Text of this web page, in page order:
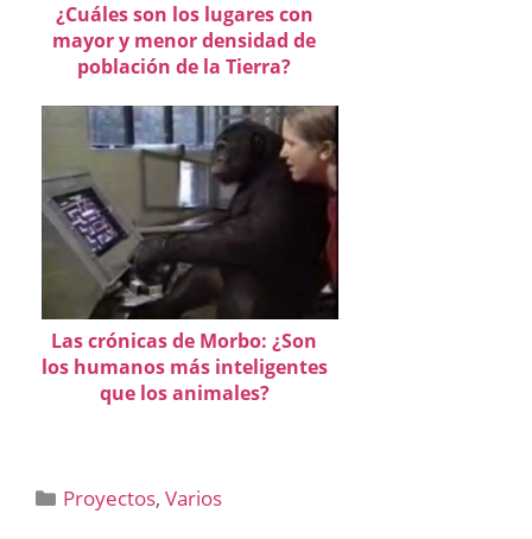
¿Cuáles son los lugares con
mayor y menor densidad de
población de la Tierra?
Las crónicas de Morbo: ¿Son
los humanos más inteligentes
que los animales?
Categorías
Proyectos,Varios